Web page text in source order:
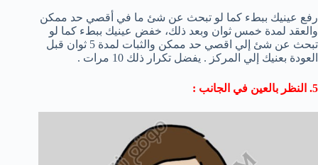
رفع عينيك ببطء كما لو تبحث عن شئ ما في أقصي حد ممكن
والعقد لمدة خمس ثوان وبعد ذلك، خفض عينيك ببطء كما لو
تبحث عن شئ إلي اقصي حد ممكن والثبات لمدة 5 ثوان قبل
العودة بعنيك إلي المركز . يفضل تكرار ذلك 10 مرات .
5. النظر بالعين في الجانب :